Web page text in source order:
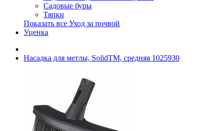
Садовые буры
Тяпки
Показать все Уход за почвой
Уценка
Насадка для метлы, SolidTM, средняя 1025930